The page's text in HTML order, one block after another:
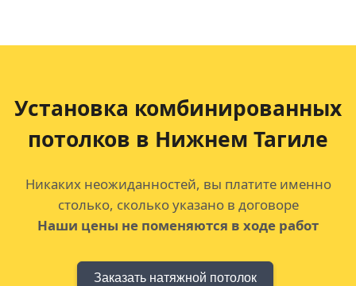
Установка комбинированных
потолков в Нижнем Тагиле
Никаких неожиданностей, вы платите именно
столько, сколько указано в договоре
Наши цены не поменяются в ходе работ
Заказать натяжной потолок